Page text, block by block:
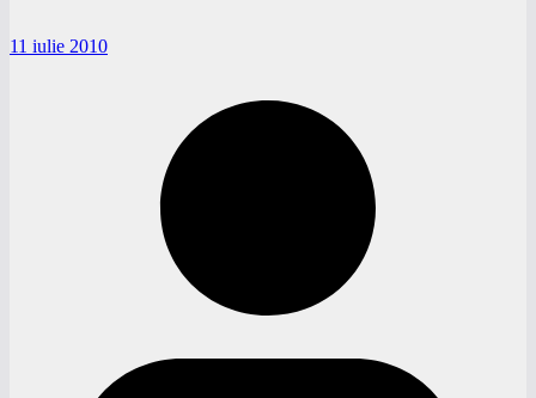
11 iulie 2010